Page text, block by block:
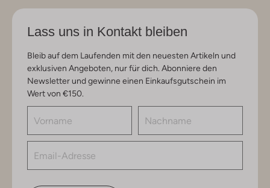
Lass uns in Kontakt bleiben
Bleib auf dem Laufenden mit den neuesten Artikeln und
exklusiven Angeboten, nur für dich. Abonniere den
Newsletter und gewinne einen Einkaufsgutschein im
Wert von €150.